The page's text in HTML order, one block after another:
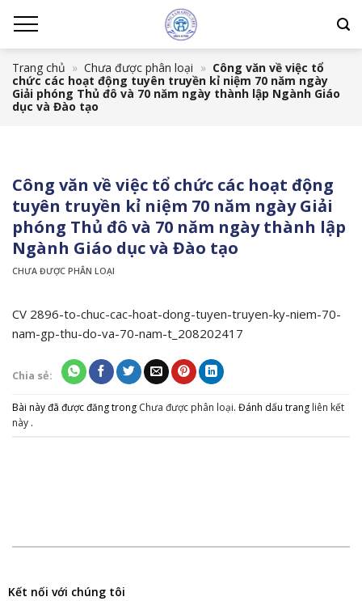
đến
nội
dung
Trang chủ » Chưa được phân loại » Công văn về việc tổ
chức các hoạt động tuyên truyền kỉ niệm 70 năm ngày
Giải phóng Thủ đô và 70 năm ngày thành lập Ngành Giáo
dục và Đào tạo
Công văn về việc tổ chức các hoạt động
tuyên truyền kỉ niệm 70 năm ngày Giải
phóng Thủ đô và 70 năm ngày thành lập
Ngành Giáo dục và Đào tạo
CHƯA ĐƯỢC PHÂN LOẠI
CV 2896-to-chuc-cac-hoat-dong-tuyen-truyen-ky-niem-70-
nam-gp-thu-do-va-70-nam-t_208202417
Chia sẻ:
Bài này đã được đăng trong Chưa được phân loại. Đánh dấu trang liên kết
này .
Kết nối với chúng tôi